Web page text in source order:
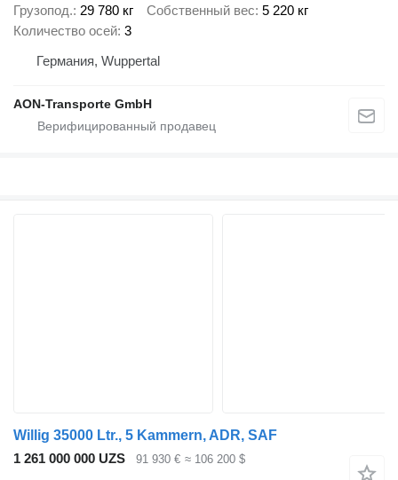
Грузопод. 29 780 кг Собственный вес 5 220 кг
Количество осей 3
Германия, Wuppertal
AON-Transporte GmbH
Willig 35000 Ltr., 5 Kammern, ADR, SAF
1 261 000 000 UZS
91 930 € ≈ 106 200 $